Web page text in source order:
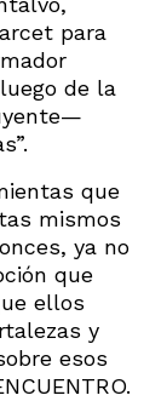
para
de la
que
mismos
ya no
que
ellos
y
esos